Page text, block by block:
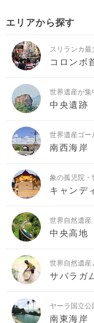
エリアから探す
スリランカ
コロンボ
世界遺産が
中央遺跡
世界遺産ゴ
南西海岸
象の孤児院・
キャンデ
世界自然遺
中央高地
世界自然遺産
サバラガ
ヤーラ国立公
南東海岸